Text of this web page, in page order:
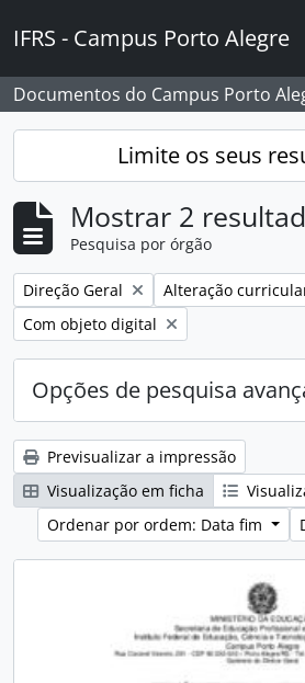
IFRS - Campus Porto Alegre
Documentos do Campus Porto
Limite os seus
Mostrar 2
Pesquisa por órgão
Remover filtro:
Direção Geral Remover filtro:
Alteração
Remover filtro:
Com objeto digital
Opções de pesquisa
Previsualizar a impressão
Visualização em ficha
Ordenar por ordem: Data fim